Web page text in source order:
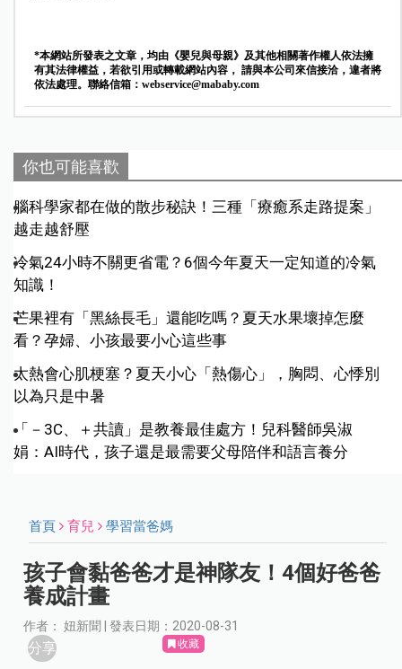
*本網站所發表之文章，均由《嬰兒與母親》及其他相關著作權人依法擁
有其法律權益，若欲引用或轉載網站內容， 請與本公司來信接洽，違者將
依法處理。聯絡信箱： webservice@mababy.com
你也可能喜歡
腦科學家都在做的散步秘訣！三種「療癒系走路提案」
越走越舒壓
冷氣24小時不關更省電？6個今年夏天一定知道的冷氣
知識！
芒果裡有「黑絲長毛」還能吃嗎？夏天水果壞掉怎麼
看？孕婦、小孩最要小心這些事
太熱會心肌梗塞？夏天小心「熱傷心」，胸悶、心悸別
以為只是中暑
「－3C、＋共讀」是教養最佳處方！兒科醫師吳淑
娟：AI時代，孩子還是最需要父母陪伴和語言養分
首頁 育兒 學習當爸媽
孩子會黏爸爸才是神隊友！4個好爸爸
養成計畫
作者： 妞新聞 | 發表日期：2020-08-31
分享 收藏